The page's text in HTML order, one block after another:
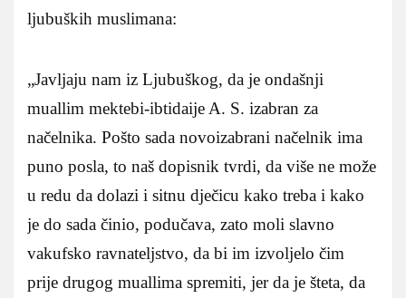
ljubuških muslimana:
„Javljaju nam iz Ljubuškog, da je ondašnji
muallim mektebi-ibtidaije A. S. izabran za
načelnika. Pošto sada novoizabrani načelnik ima
puno posla, to naš dopisnik tvrdi, da više ne može
u redu da dolazi i sitnu dječicu kako treba i kako
je do sada činio, podučava, zato moli slavno
vakufsko ravnateljstvo, da bi im izvoljelo čim
prije drugog muallima spremiti, jer da je šteta, da